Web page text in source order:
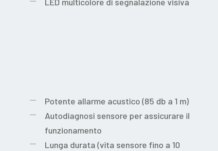
Potente allarme acustico (85 db a 1 m)
Autodiagnosi sensore per assicurare il
funzionamento
Lunga durata (vita sensore fino a 10